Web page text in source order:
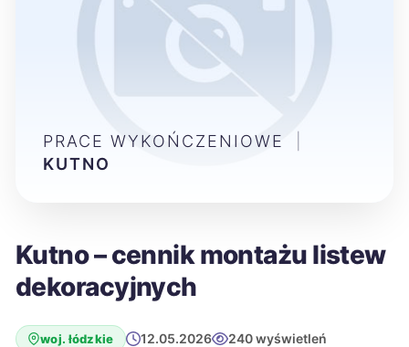
Kutno – cennik montażu listew
dekoracyjnych
woj. łódzkie 12.05.2026 240 wyświetleń
PRACE WYKOŃCZENIOWE
KUTNO